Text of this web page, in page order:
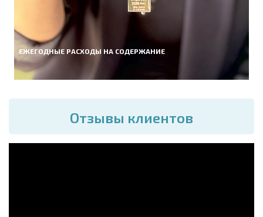
ЕЖЕГОДНЫЕ РАСХОДЫ НА СОДЕРЖАНИЕ
Отзывы клиентов